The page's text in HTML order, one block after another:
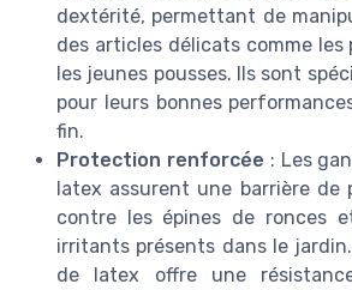
dextérité, permettant de
des articles délicats comme les
les jeunes pousses. Ils sont
pour leurs bonnes
fin.
Protection renforcée : Les
latex assurent une barrière de
contre les épines de ronces
irritants présents dans le
de latex offre une